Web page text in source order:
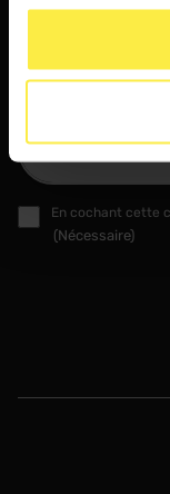
(Nécessaire)
RGPD
(Nécessaire)
En cochant cette
(Nécessaire)